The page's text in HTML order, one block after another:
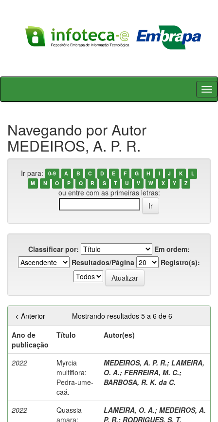
Skip
Navegando por Autor
MEDEIROS, A. P. R.
Ir para: 0-9 A B C D E F G H I J K
L
M
N O P Q R S T U V W X Y Z
ou entre com as primeiras letras:
Classificar por:
Em ordem:
Resultados/Página
Registro(s):
Mostrando resultados 5 a 6 de 6
< Anterior
Ano de
publicação
Título Autor(es)
2022
Myrcia
multiflora:
Pedra-ume-
caá.
MEDEIROS, A. P. R.; LAMEIRA,
O. A.; FERREIRA, M. C.;
BARBOSA, R. K. da C.
2022
Quassia
amara:
LAMEIRA, O. A.; MEDEIROS, A.
P. R.; RODRIGUES, S. T.